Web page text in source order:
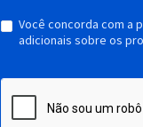
Você concorda com a
adicionais sobre os